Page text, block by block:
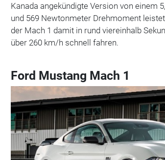
Kanada angekündigte Version von einem
und 569 Newtonmeter Drehmoment
der Mach 1 damit in rund viereinhalb
über 260 km/h schnell fahren.
Ford Mustang Mach 1